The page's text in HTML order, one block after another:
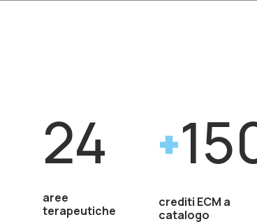
24
aree
terapeutiche
crediti ECM a
catalogo